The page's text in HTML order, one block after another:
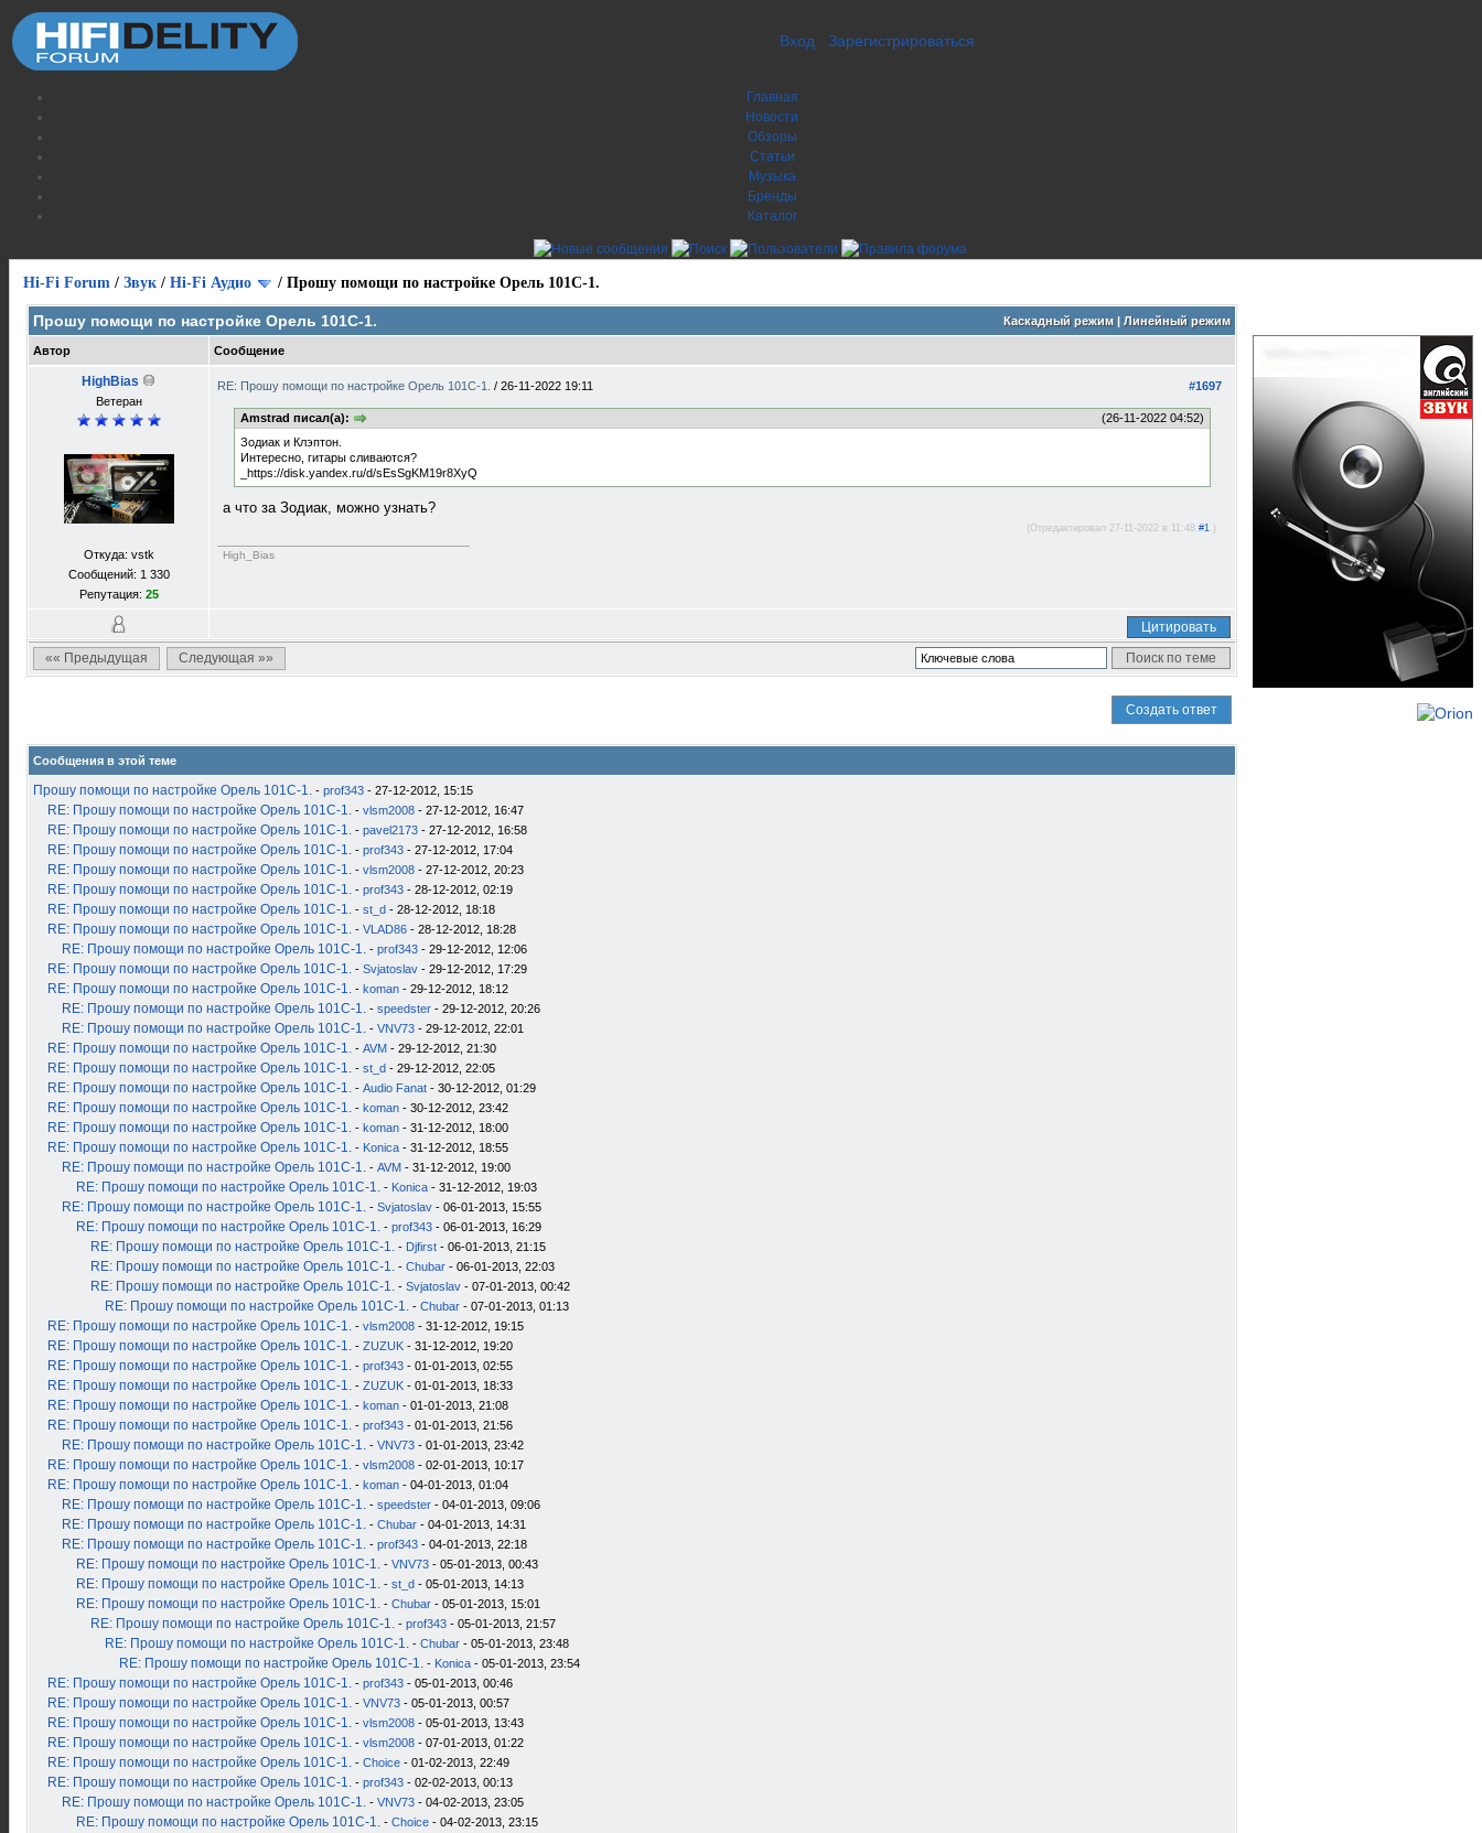
Вход Зарегистрироваться
Главная
Новости
Обзоры
Статьи
Музыка
Бренды
Каталог
Hi-Fi Forum / Звук / Hi-Fi Аудио / Прошу помощи по настройке Орель 101С-1.
Каскадный режим| Линейный режим
Прошу помощи по настройке Орель 101С-1.
Автор Сообщение
HighBias
Ветеран
Откуда: vstk
Сообщений: 1 330
Репутация: 25
#1697
RE: Прошу помощи по настройке Орель 101С-1. / 26-11-2022 19:11
(26-11-2022 04:52)
Amstrad писал(а):
Зодиак и Клэптон.
Интересно, гитары сливаются?
_https://disk.yandex.ru/d/sEsSgKM19r8XyQ
а что за Зодиак, можно узнать?
(Отредактировал 27-11-2022 в 11:48 #1.)
High_Bias
Цитировать
«« Предыдущая
Следующая »»
Создать ответ
Сообщения в этой теме
Прошу помощи по настройке Орель 101С-1. - prof343 - 27-12-2012, 15:15
RE: Прошу помощи по настройке Орель 101С-1. - vlsm2008 - 27-12-2012, 16:47
RE: Прошу помощи по настройке Орель 101С-1. - pavel2173 - 27-12-2012, 16:58
RE: Прошу помощи по настройке Орель 101С-1. - prof343 - 27-12-2012, 17:04
RE: Прошу помощи по настройке Орель 101С-1. - vlsm2008 - 27-12-2012, 20:23
RE: Прошу помощи по настройке Орель 101С-1. - prof343 - 28-12-2012, 02:19
RE: Прошу помощи по настройке Орель 101С-1. - st_d - 28-12-2012, 18:18
RE: Прошу помощи по настройке Орель 101С-1. - VLAD86 - 28-12-2012, 18:28
RE: Прошу помощи по настройке Орель 101С-1. - prof343 - 29-12-2012, 12:06
RE: Прошу помощи по настройке Орель 101С-1. - Svjatoslav - 29-12-2012, 17:29
RE: Прошу помощи по настройке Орель 101С-1. - koman - 29-12-2012, 18:12
RE: Прошу помощи по настройке Орель 101С-1. - speedster - 29-12-2012, 20:26
RE: Прошу помощи по настройке Орель 101С-1. - VNV73 - 29-12-2012, 22:01
RE: Прошу помощи по настройке Орель 101С-1. - AVM - 29-12-2012, 21:30
RE: Прошу помощи по настройке Орель 101С-1. - st_d - 29-12-2012, 22:05
RE: Прошу помощи по настройке Орель 101С-1. - Audio Fanat - 30-12-2012, 01:29
RE: Прошу помощи по настройке Орель 101С-1. - koman - 30-12-2012, 23:42
RE: Прошу помощи по настройке Орель 101С-1. - koman - 31-12-2012, 18:00
RE: Прошу помощи по настройке Орель 101С-1. - Konica - 31-12-2012, 18:55
RE: Прошу помощи по настройке Орель 101С-1. - AVM - 31-12-2012, 19:00
RE: Прошу помощи по настройке Орель 101С-1. - Konica - 31-12-2012, 19:03
RE: Прошу помощи по настройке Орель 101С-1. - Svjatoslav - 06-01-2013, 15:55
RE: Прошу помощи по настройке Орель 101С-1. - prof343 - 06-01-2013, 16:29
RE: Прошу помощи по настройке Орель 101С-1. - Djfirst - 06-01-2013, 21:15
RE: Прошу помощи по настройке Орель 101С-1. - Chubar - 06-01-2013, 22:03
RE: Прошу помощи по настройке Орель 101С-1. - Svjatoslav - 07-01-2013, 00:42
RE: Прошу помощи по настройке Орель 101С-1. - Chubar - 07-01-2013, 01:13
RE: Прошу помощи по настройке Орель 101С-1. - vlsm2008 - 31-12-2012, 19:15
RE: Прошу помощи по настройке Орель 101С-1. - ZUZUK - 31-12-2012, 19:20
RE: Прошу помощи по настройке Орель 101С-1. - prof343 - 01-01-2013, 02:55
RE: Прошу помощи по настройке Орель 101С-1. - ZUZUK - 01-01-2013, 18:33
RE: Прошу помощи по настройке Орель 101С-1. - koman - 01-01-2013, 21:08
RE: Прошу помощи по настройке Орель 101С-1. - prof343 - 01-01-2013, 21:56
RE: Прошу помощи по настройке Орель 101С-1. - VNV73 - 01-01-2013, 23:42
RE: Прошу помощи по настройке Орель 101С-1. - vlsm2008 - 02-01-2013, 10:17
RE: Прошу помощи по настройке Орель 101С-1. - koman - 04-01-2013, 01:04
RE: Прошу помощи по настройке Орель 101С-1. - speedster - 04-01-2013, 09:06
RE: Прошу помощи по настройке Орель 101С-1. - Chubar - 04-01-2013, 14:31
RE: Прошу помощи по настройке Орель 101С-1. - prof343 - 04-01-2013, 22:18
RE: Прошу помощи по настройке Орель 101С-1. - VNV73 - 05-01-2013, 00:43
RE: Прошу помощи по настройке Орель 101С-1. - st_d - 05-01-2013, 14:13
RE: Прошу помощи по настройке Орель 101С-1. - Chubar - 05-01-2013, 15:01
RE: Прошу помощи по настройке Орель 101С-1. - prof343 - 05-01-2013, 21:57
RE: Прошу помощи по настройке Орель 101С-1. - Chubar - 05-01-2013, 23:48
RE: Прошу помощи по настройке Орель 101С-1. - Konica - 05-01-2013, 23:54
RE: Прошу помощи по настройке Орель 101С-1. - prof343 - 05-01-2013, 00:46
RE: Прошу помощи по настройке Орель 101С-1. - VNV73 - 05-01-2013, 00:57
RE: Прошу помощи по настройке Орель 101С-1. - vlsm2008 - 05-01-2013, 13:43
RE: Прошу помощи по настройке Орель 101С-1. - vlsm2008 - 07-01-2013, 01:22
RE: Прошу помощи по настройке Орель 101С-1. - Choice - 01-02-2013, 22:49
RE: Прошу помощи по настройке Орель 101С-1. - prof343 - 02-02-2013, 00:13
RE: Прошу помощи по настройке Орель 101С-1. - VNV73 - 04-02-2013, 23:05
RE: Прошу помощи по настройке Орель 101С-1. - Choice - 04-02-2013, 23:15